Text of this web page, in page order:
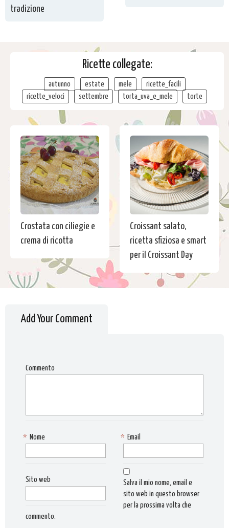
tradizione
Ricette collegate:
autunno estate mele
ricette_facili
ricette_veloci
settembre torta_uva_e_mele torte
Crostata con ciliegie e
crema di ricotta
Croissant salato,
ricetta sfiziosa e smart
per il Croissant Day
Add Your Comment
Commento
Nome
* Email
*
Sito web
Salva il mio nome, email e
sito web in questo browser
per la prossima volta che
commento.